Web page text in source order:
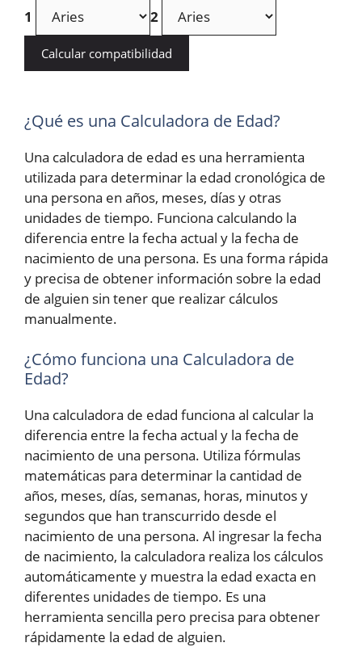
1 2
Calcular compatibilidad
¿Qué es una Calculadora de Edad?
Una calculadora de edad es una herramienta
utilizada para determinar la edad cronológica de
una persona en años, meses, días y otras
unidades de tiempo. Funciona calculando la
diferencia entre la fecha actual y la fecha de
nacimiento de una persona. Es una forma rápida
y precisa de obtener información sobre la edad
de alguien sin tener que realizar cálculos
manualmente.
¿Cómo funciona una Calculadora de
Edad?
Una calculadora de edad funciona al calcular la
diferencia entre la fecha actual y la fecha de
nacimiento de una persona. Utiliza fórmulas
matemáticas para determinar la cantidad de
años, meses, días, semanas, horas, minutos y
segundos que han transcurrido desde el
nacimiento de una persona. Al ingresar la fecha
de nacimiento, la calculadora realiza los cálculos
automáticamente y muestra la edad exacta en
diferentes unidades de tiempo. Es una
herramienta sencilla pero precisa para obtener
rápidamente la edad de alguien.